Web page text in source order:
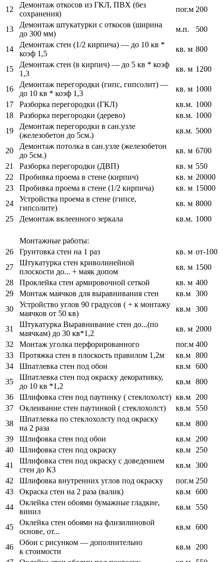
12
Демонтаж откосов из ГКЛ, ПВХ (без
сохранения)
пог.м 200
13
Демонтаж штукатурки с откосов (ширина
до 300 мм)
м.п. 500
14
Демонтаж стен (1/2 кирпича) — до 10 кв *
коэф 1,5
кв. м 800
15
Демонтаж стен (в кирпич) — до 5 кв * коэф
1,3
кв. м 1200
16
Демонтаж перегородки (гипс, гипсолит) —
до 10 кв * коэф 1,3
кв. м 1000
17
Разборка перегородки (ГКЛ) кв.м. 1000
18
Разборка перегородки (дерево) кв.м. 1000
19
Демонтаж перегородки в сан.узле
(железобетон до 5см.)
кв.м. 5000
20
Демонтаж потолка в сан.узле (железобетон
до 5см.)
кв. м 6700
21
Разборка перегородки (ДВП) кв. м 550
22
Пробивка проема в стене (кирпич) кв. м 20000
23
Пробивка проема в стене (1/2 кирпича) кв. м 15000
24
Устройства проема в стене (гипсе,
гипсолите)
кв. м 8000
25
Демонтаж вклеенного зеркала кв.м. 1000
Монтажные работы:
26
Грунтовка стен на 1 раз кв. м от-100
27
Штукатурка стен криволинейной
плоскости до... + маяк допом
кв. м 1500
28
Проклейка стен армировочной сеткой кв. м 400
29
Монтаж маячков для выравнивания стен кв.м 300
30
Устройство углов 90 градусов ( + к монтажу
маячков от 50 кв)
кв.м 300
31
Штукатурка Выравнивание стен до...(по
маячкам) до 30 кв*1,2
кв. м 2000
32
Монтаж уголка перфорированного пог.м 400
33
Протяжка стен в плоскость правилом 1,2м кв.м 800
34
Шпатлевка стен под обои кв.м 600
35
Шпатлевка стен под окраску декоративку,
до 10 кв *1,2
кв.м 800
36
Шлифовка стен под паутинку ( стеклохолст) кв.м 200
37
Оклеивание стен паутинкой ( стеклохолст) кв.м
550
38
Шпатлевка по стеклохолсту под окраску
на 2 раза
кв.м 800
39
Шлифовка стен под обои кв.м 200
40
Шлифовка стен под окраску кв.м 250
41
Шлифовка стен под окраску с доведением
стен до К3
кв.м 300
42
Шлифовка внутренних углов под окраску пог.м 250
43
Окраска стен на 2 раза (валик) кв.м 600
44
Оклейка стен обоями бумажные гладкие,
винил
кв.м 550
45
Оклейка стен обоями на флизилиновой
основе, от...
кв.м 600
46
Обои с рисунком — дополнительно
к стоимости
кв.м 200